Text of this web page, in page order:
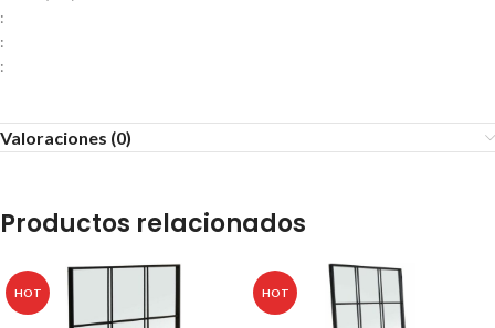
:
:
:
Valoraciones (0)
Productos relacionados
HOT HOT